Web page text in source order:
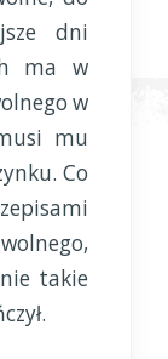
dni
ma w
w
mu
Co
takie